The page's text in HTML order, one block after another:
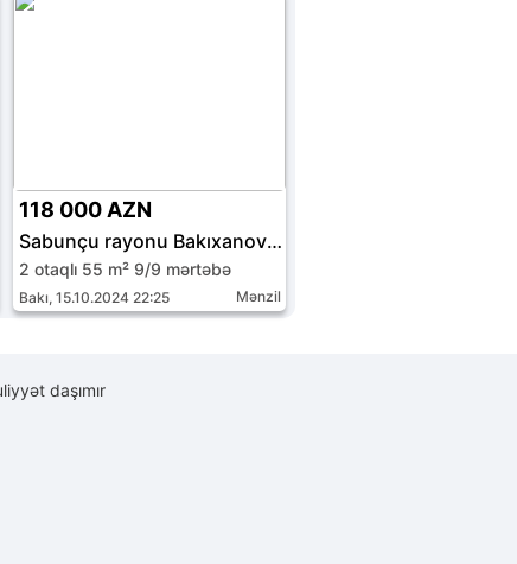
118 000 AZN
Sabunçu rayonu Bakıxanov qəs.
2 otaqlı 55 m² 9/9 mərtəbə
Bakı, 15.10.2024 22:25 Mənzil
daşımır